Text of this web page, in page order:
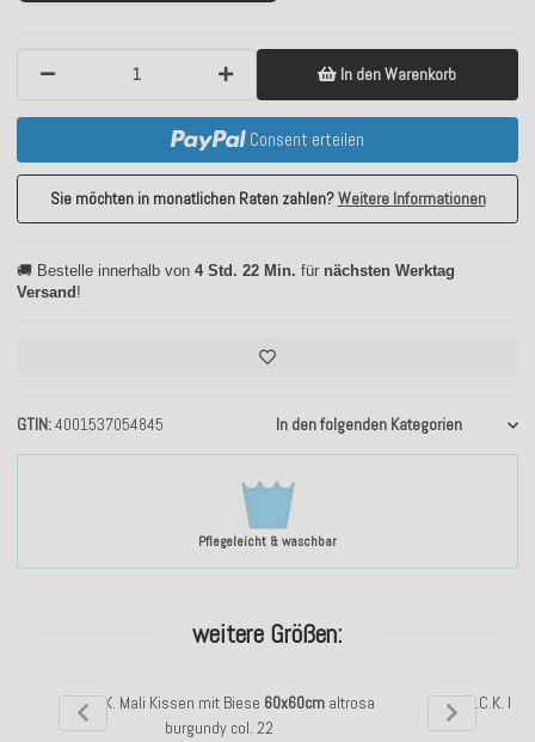
Pflegeleicht & waschbar
GTIN 4001537054845 In den folgenden Kategorien
In den Warenkorb
Consent erteilen
Sie möchten in monatlichen Raten zahlen?Weitere Informationen
🚚 Bestelle innerhalb von 4 Std. 22 Min. für nächsten Werktag
Versand!
weitere Größen:
H.O.C.K. Mali Kissen mit Biese 60x60cmaltrosa
burgundy col. 22
H.O.C.K.